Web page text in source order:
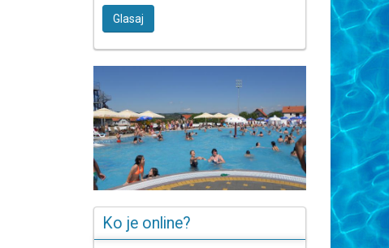
Glasaj
Ko je online?